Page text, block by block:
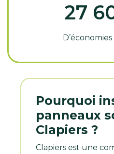
27
Pourquoi
panneaux
Clapiers ?
Clapiers est une